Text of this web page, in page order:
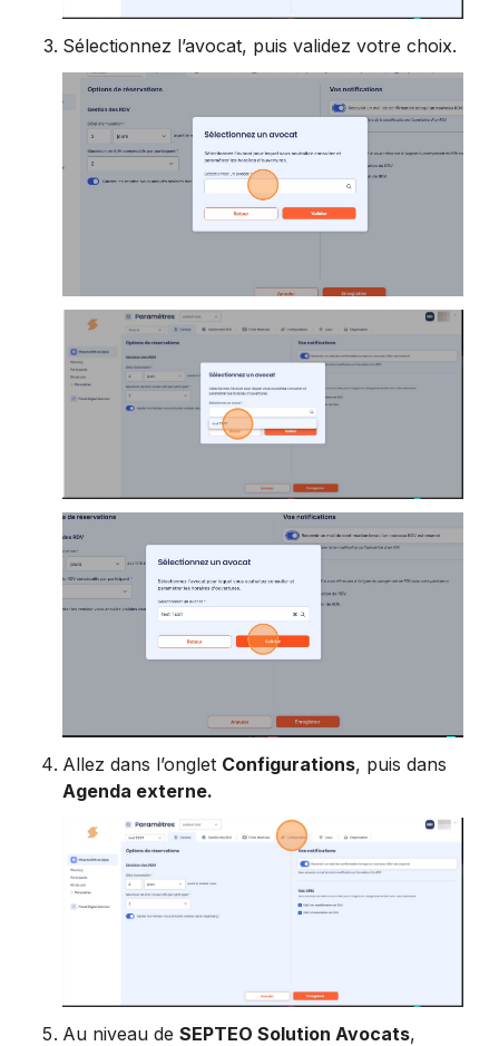
Sélectionnez l’avocat, puis validez votre choix.
Allez dans l’onglet Configurations, puis dans
Agenda externe.
Au niveau de SEPTEO Solution Avocats,